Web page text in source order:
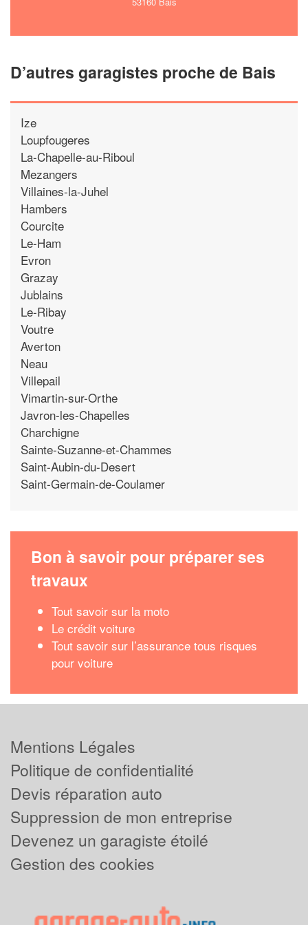
D’autres garagistes proche de Bais
Ize
Loupfougeres
La-Chapelle-au-Riboul
Mezangers
Villaines-la-Juhel
Hambers
Courcite
Le-Ham
Evron
Grazay
Jublains
Le-Ribay
Voutre
Averton
Neau
Villepail
Vimartin-sur-Orthe
Javron-les-Chapelles
Charchigne
Sainte-Suzanne-et-Chammes
Saint-Aubin-du-Desert
Saint-Germain-de-Coulamer
Bon à savoir pour préparer ses
travaux
Tout savoir sur la moto
Le crédit voiture
Tout savoir sur l’assurance tous risques
pour voiture
Mentions Légales
Politique de confidentialité
Devis réparation auto
Suppression de mon entreprise
Devenez un garagiste étoilé
Gestion des cookies